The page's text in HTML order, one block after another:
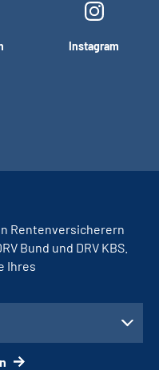
Instagram
Rentenversicherern
Bund und DRV KBS.
Ihres